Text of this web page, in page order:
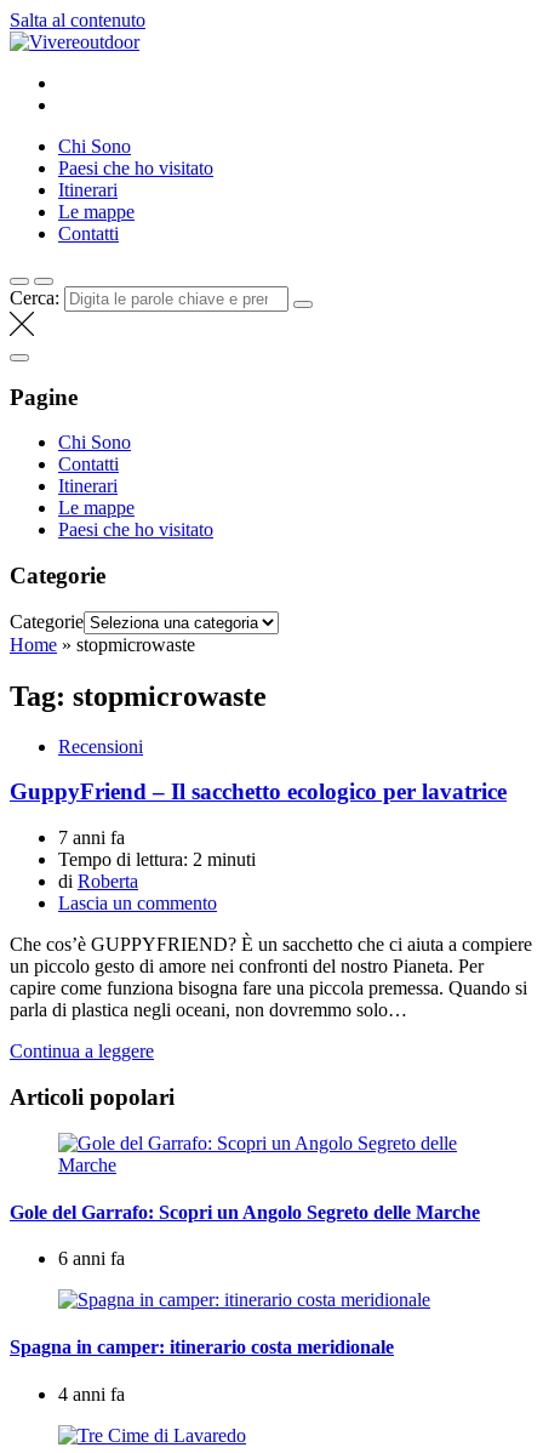
Salta al contenuto
Vivereoutdoor
Make every day an adventure
Chi Sono
Paesi che ho visitato
Itinerari
Le mappe
Contatti
Cerca:
Pagine
Chi Sono
Contatti
Itinerari
Le mappe
Paesi che ho visitato
Categorie
Categorie
Home » stopmicrowaste
Tag: stopmicrowaste
Recensioni
GuppyFriend – Il sacchetto ecologico per lavatrice
7 anni fa
Tempo di lettura: 2 minuti
di Roberta
Lascia un commento
Che cos’è GUPPYFRIEND? È un sacchetto che ci aiuta a compiere
un piccolo gesto di amore nei confronti del nostro Pianeta. Per
capire come funziona bisogna fare una piccola premessa. Quando si
parla di plastica negli oceani, non dovremmo solo…
Continua a leggere
Articoli popolari
Gole del Garrafo: Scopri un Angolo Segreto delle Marche
6 anni fa
Spagna in camper: itinerario costa meridionale
4 anni fa